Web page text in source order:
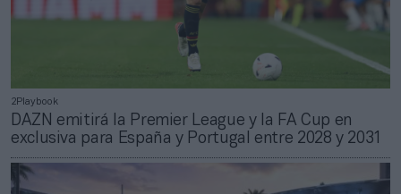
2Playbook
DAZN emitirá la Premier League y la FA Cup en
exclusiva para España y Portugal entre 2028 y 2031